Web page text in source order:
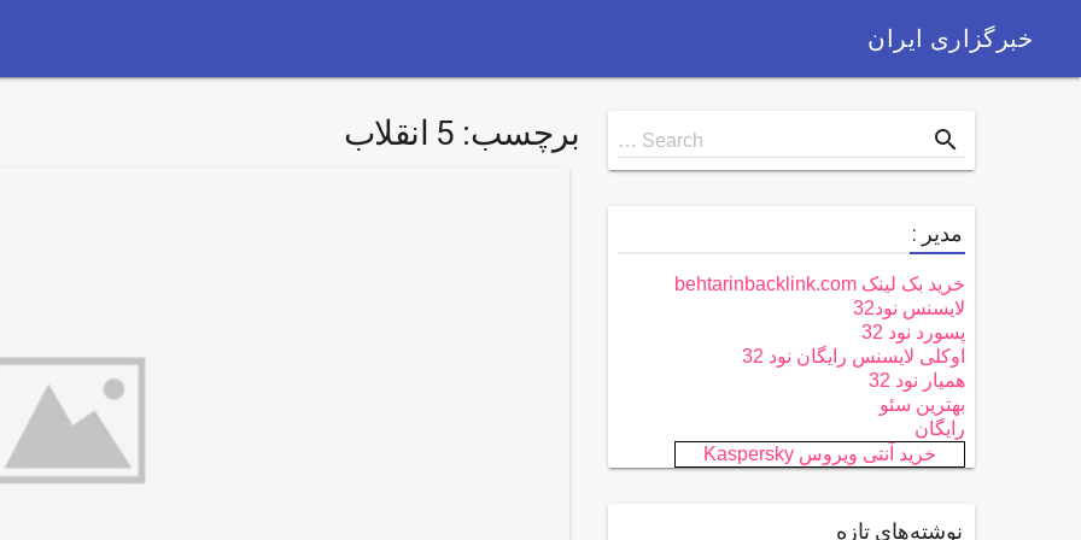
خبرگزاری ایران
برچسب: 5 انقلاب
Search
for
Search … search
مدیر :
خرید بک لینک behtarinbacklink.com
لایسنس نود32
پسورد نود 32
اوکلی لایسنس رایگان نود 32
همیار نود 32
بهترین سئو
رایگان
خرید آنتی ویروس Kaspersky
نوشته‌های تازه